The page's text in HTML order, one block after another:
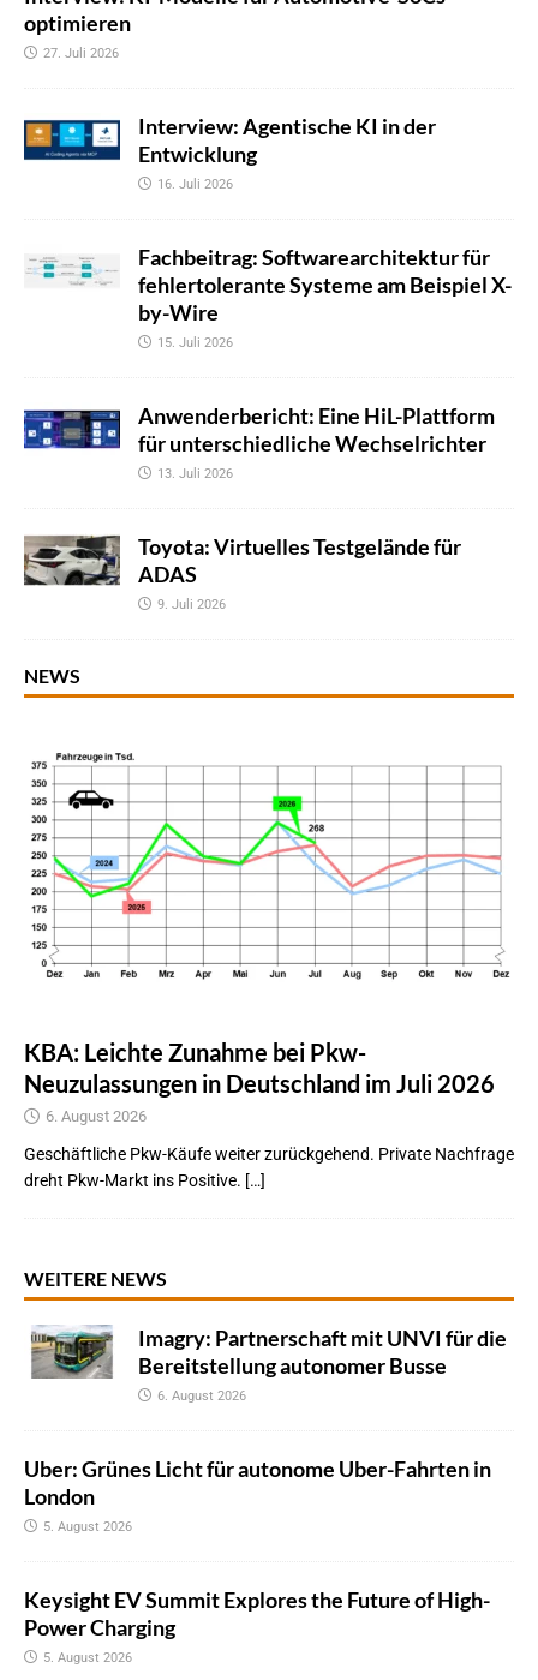
optimieren
27. Juli 2026
Interview: Agentische KI in der
Entwicklung
16. Juli 2026
Fachbeitrag: Softwarearchitektur für
fehlertolerante Systeme am Beispiel X-
by-Wire
15. Juli 2026
Anwenderbericht: Eine HiL-Plattform
für unterschiedliche Wechselrichter
13. Juli 2026
Toyota: Virtuelles Testgelände für
ADAS
9. Juli 2026
NEWS
KBA: Leichte Zunahme bei Pkw-
Neuzulassungen in Deutschland im Juli 2026
6. August 2026
Geschäftliche Pkw-Käufe weiter zurückgehend. Private Nachfrage
dreht Pkw-Markt ins Positive. […]
WEITERE NEWS
Imagry: Partnerschaft mit UNVI für die
Bereitstellung autonomer Busse
6. August 2026
Uber: Grünes Licht für autonome Uber-Fahrten in
London
5. August 2026
Keysight EV Summit Explores the Future of High-
Power Charging
5. August 2026